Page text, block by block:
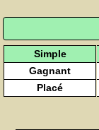
Simple
Gagnant
Placé